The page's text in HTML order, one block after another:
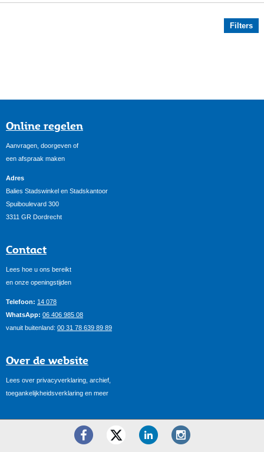
Filters
Online regelen
Aanvragen, doorgeven of
een afspraak maken
Adres
Balies Stadswinkel en Stadskantoor
Spuiboulevard 300
3311 GR Dordrecht
Contact
Lees hoe u ons bereikt
en onze openingstijden
Telefoon: 14 078
WhatsApp: 06 406 985 08
vanuit buitenland: 00 31 78 639 89 89
Over de website
Lees over privacyverklaring, archief,
toegankelijkheidsverklaring en meer